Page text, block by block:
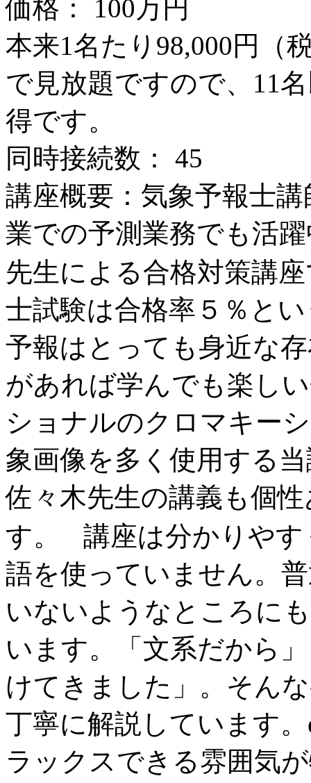
価格： 100万円
本来1名たり98,000円（
で見放題ですので、11
得です。
同時接続数： 45
講座概要：気象予報士
業での予測業務でも活
先生による合格対策講
士試験は合格率５％と
予報はとっても身近な
があれば学んでも楽し
ショナルのクロマキー
象画像を多く使用する
佐々木先生の講義も個
す。 講座は分かりやす
語を使っていません。
いないようなところに
います。「文系だから
けてきました」。そん
丁寧に解説しています
ラックスできる雰囲気